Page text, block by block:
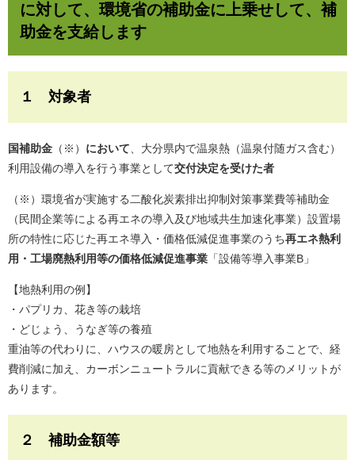
に対して、環境省の補助金に上乗せして、補
助金を支給します
１ 対象者
国補助金 （※） において、大分県内で温泉熱（温泉付随ガス含む）
利用設備の導入を行う事業として交付決定を受けた者
（※）環境省が実施する二酸化炭素排出抑制対策事業費等補助金
（民間企業等による再エネの導入及び地域共生加速化事業）設置場
所の特性に応じた再エネ導入・価格低減促進事業のうち再エネ熱利
用・工場廃熱利用等の価格低減促進事業 「設備等導入事業B」
【地熱利用の例】
・パプリカ、花き等の栽培
・どじょう、うなぎ等の養殖
重油等の代わりに、ハウスの暖房として地熱を利用することで、経
費削減に加え、カーボンニュートラルに貢献できる等のメリットが
あります。
２ 補助金額等